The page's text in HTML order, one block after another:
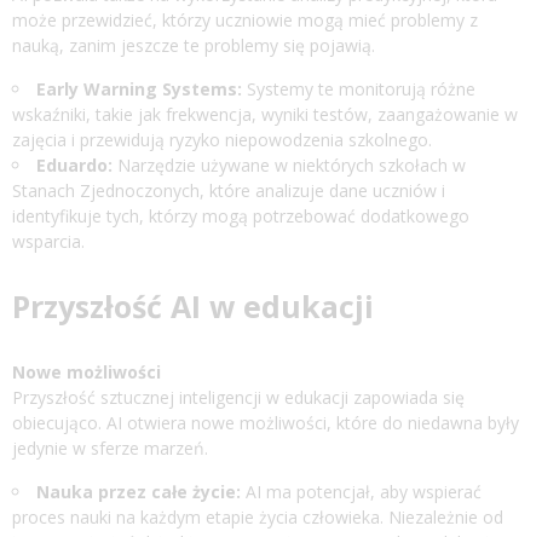
może przewidzieć, którzy uczniowie mogą mieć problemy z
nauką, zanim jeszcze te problemy się pojawią.
Early Warning Systems: Systemy te monitorują różne
wskaźniki, takie jak frekwencja, wyniki testów, zaangażowanie w
zajęcia i przewidują ryzyko niepowodzenia szkolnego.
Eduardo: Narzędzie używane w niektórych szkołach w
Stanach Zjednoczonych, które analizuje dane uczniów i
identyfikuje tych, którzy mogą potrzebować dodatkowego
wsparcia.
Przyszłość AI w edukacji
Nowe możliwości
Przyszłość sztucznej inteligencji w edukacji zapowiada się
obiecująco. AI otwiera nowe możliwości, które do niedawna były
jedynie w sferze marzeń.
Nauka przez całe życie: AI ma potencjał, aby wspierać
proces nauki na każdym etapie życia człowieka. Niezależnie od